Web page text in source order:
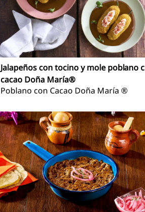
Jalapeños con tocino y mole poblano
cacao Doña María®
Poblano con Cacao Doña María ®